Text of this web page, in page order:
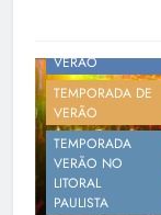
VERÃO
TEMPORADA DE
VERÃO
TEMPORADA
VERÃO NO
LITORAL
PAULISTA